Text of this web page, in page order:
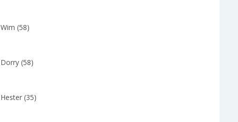
Wim (58)
Dorry (58)
Hester (35)